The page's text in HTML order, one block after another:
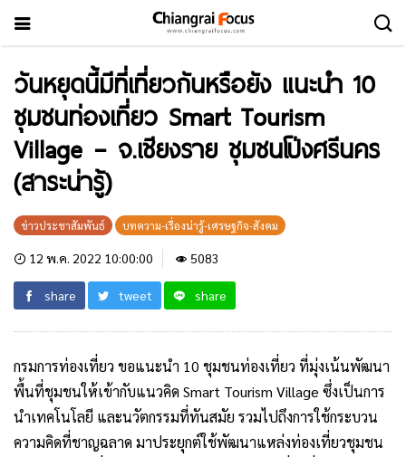
วันหยุดนี้มีที่เที่ยวกันหรือยัง แนะนำ 10
ชุมชนท่องเที่ยว Smart Tourism
Village – จ.เชียงราย ชุมชนโป่งศรีนคร
(สาระน่ารู้)
ข่าวประชาสัมพันธ์ บทความ-เรื่องน่ารู้-เศรษฐกิจ-สังคม
12 พ.ค. 2022 10:00:00 5083
share tweet share
กรมการท่องเที่ยว ขอแนะนำ 10 ชุมชนท่องเที่ยว ที่มุ่งเน้นพัฒนา
พื้นที่ชุมชนให้เข้ากับแนวคิด Smart Tourism Village ซึ่งเป็นการ
นำเทคโนโลยี และนวัตกรรมที่ทันสมัย รวมไปถึงการใช้กระบวน
ความคิดที่ชาญฉลาด มาประยุกต์ใช้พัฒนาแหล่งท่องเที่ยวชุมชน